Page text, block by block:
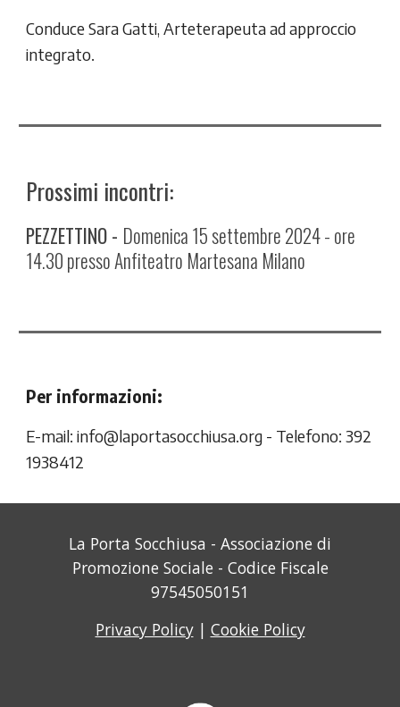
Conduce Sara Gatti, Arteterapeuta ad approccio
integrato.
Prossimi incontri:
PEZZETTINO - Domenica 15settembre2024-ore
14.30 presso Anfiteatro Martesana Milano
Per informazioni:
E-mail:info@laportasocchiusa.org - Telefono: 392
1938412
La Porta Socchiusa - Associazione di
Promozione Sociale - Codice Fiscale
97545050151
Privacy Policy| Cookie Policy